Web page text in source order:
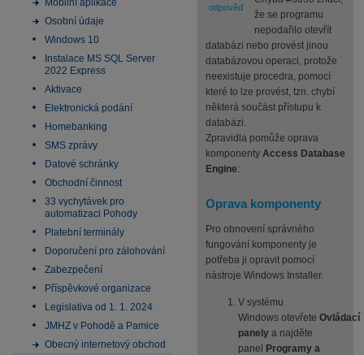
Mobilní aplikace
Osobní údaje
Windows 10
Instalace MS SQL Server
2022 Express
Aktivace
Elektronická podání
Homebanking
SMS zprávy
Datové schránky
Obchodní činnost
33 vychytávek pro
automatizaci Pohody
Platební terminály
Doporučení pro zálohování
Zabezpečení
Příspěvkové organizace
Legislativa od 1. 1. 2024
JMHZ v Pohodě a Pamice
Obecný internetový obchod
odpověď
že se programu
nepodařilo otevřít
databázi nebo provést jinou
databázovou operaci, protože
neexistuje procedra, pomocí
které to lze provést, tzn. chybí
některá součást přístupu k
databázi.
Zpravidla pomůže oprava
komponenty Access Database
Engine:
Oprava komponenty
Pro obnovení správného
fungování komponenty je
potřeba ji opravit pomocí
nástroje Windows Installer.
V systému
Windows otevřete Ovládací
panely a najděte
panel
Programy a